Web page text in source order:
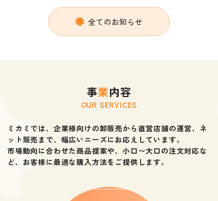
商品情報や直営店舗情報も探しやすくなり、スマ
ートフォンからの閲覧もしやすく改善していま
全てのお知らせ
事業内容
OUR SERVICES
ミカミでは、企業様向けの卸販売から直営店舗の運営、ネ
ット販売まで、 幅広いニーズにお応えしています。
市場動向に合わせた商品提案や、小口〜大口の注文対応な
ど、 お客様に最適な購入方法をご提供します。